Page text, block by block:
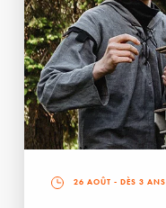
26 AOÛT - DÈS 3 ANS